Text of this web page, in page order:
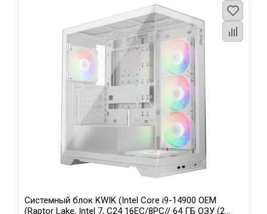
Системный блок KWIK (Intel Core i9-14900 OEM
(Raptor Lake, Intel 7, C24 16EC/8PC// 64 ГБ ОЗУ (2